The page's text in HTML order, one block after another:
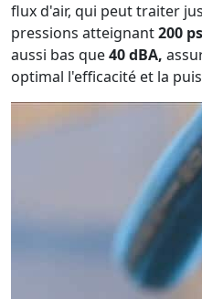
flux d'air, qui peut traiter
pressions atteignant200
aussi bas que40 dBA,
optimal l'efficacité et la